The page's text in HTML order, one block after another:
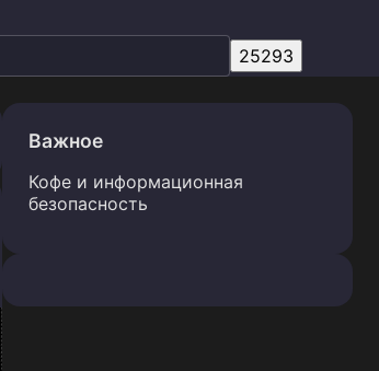
Важное
Кофе и информационная
безопасность